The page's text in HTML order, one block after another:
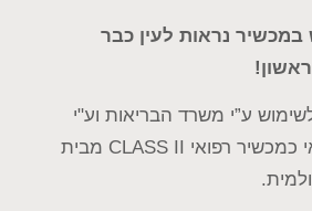
נראות לעין כבר
ע”י משרד הבריאות וע"י
ה-FDA האמריקאי כמכשיר רפואי CLASS II מבית